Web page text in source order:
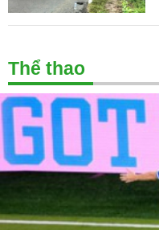
Thể thao